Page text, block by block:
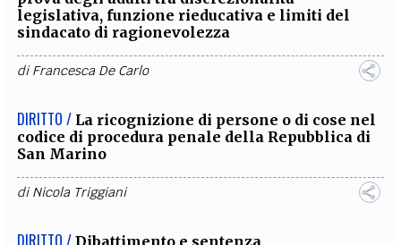
legislativa, funzione rieducativa e limiti del
sindacato di ragionevolezza
diFrancesca De Carlo
DIRITTO / La ricognizione di persone o di cose nel
codice di procedura penale della Repubblica di
San Marino
diNicola Triggiani
DIRITTO / Dibattimento e sentenza